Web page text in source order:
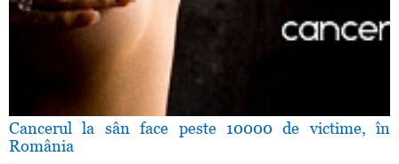
Cancerul la sân face peste 10000 de victime, în
România